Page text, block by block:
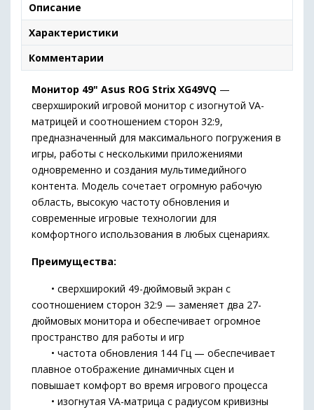
Описание
Характеристики
Комментарии
Монитор 49" Asus ROG Strix XG49VQ —
сверхширокий игровой монитор с изогнутой VA-
матрицей и соотношением сторон 32:9,
предназначенный для максимального погружения в
игры, работы с несколькими приложениями
одновременно и создания мультимедийного
контента. Модель сочетает огромную рабочую
область, высокую частоту обновления и
современные игровые технологии для
комфортного использования в любых сценариях.
Преимущества:
• сверхширокий 49-дюймовый экран с
соотношением сторон 32:9 — заменяет два 27-
дюймовых монитора и обеспечивает огромное
пространство для работы и игр
• частота обновления 144 Гц — обеспечивает
плавное отображение динамичных сцен и
повышает комфорт во время игрового процесса
• изогнутая VA-матрица с радиусом кривизны